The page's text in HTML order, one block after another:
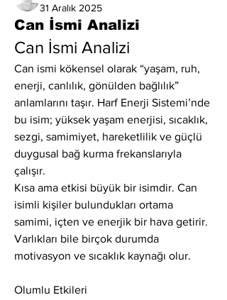
31 Aralık 2025
Can İsmi Analizi
Can İsmi Analizi
Can ismi kökensel olarak “yaşam, ruh,
enerji, canlılık, gönülden bağlılık”
anlamlarını taşır. Harf Enerji Sistemi’nde
bu isim; yüksek yaşam enerjisi, sıcaklık,
sezgi, samimiyet, hareketlilik ve güçlü
duygusal bağ kurma frekanslarıyla
çalışır.
Kısa ama etkisi büyük bir isimdir. Can
isimli kişiler bulundukları ortama
samimi, içten ve enerjik bir hava getirir.
Varlıkları bile birçok durumda
motivasyon ve sıcaklık kaynağı olur.
Olumlu Etkileri